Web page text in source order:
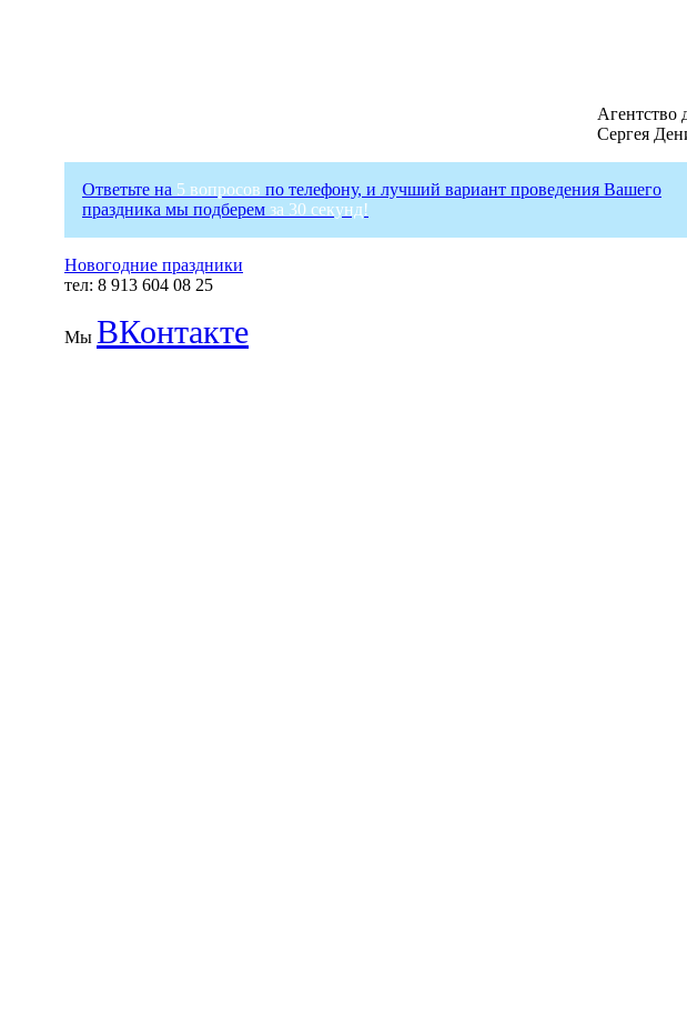
Агентство
Сергея
Ответьте на 5 вопросов по телефону, и лучший вариант проведения Вашего
праздника мы подберем за 30 секунд!
Новогодние праздники
тел: 8 913 604 08 25
Мы ВКонтакте